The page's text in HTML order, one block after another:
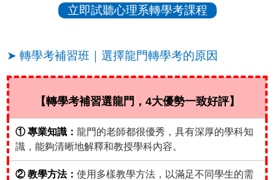
立即試聽心理系轉學考課程
➤ 轉學考補習班｜選擇龍門轉學考的原因
【轉學考補習選龍門，4大優勢一致好評】
① 專業知識：龍門的老師都很優秀，具有深厚的學科知
識，能夠清晰地解釋和教授學科內容。
② 教學方法：使用多樣教學方法，以滿足不同學生的需